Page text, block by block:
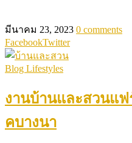
มีนาคม 23, 2023 0 comments
FacebookTwitter
Blog Lifestyles
งานบ้านและสวนแฟ
คบางนา